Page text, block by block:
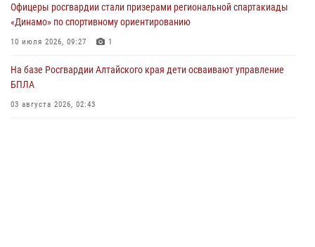
03 июля 2026, 04:03
Управление Росгвардии по Алтайскому краю провело для детей
02 июля 2026, 00:55
В краевом управлении вневедомственной охраны Росгвардии по
Офицеры росгвардии стали призерами региональной спартакиады
«Динамо» по спортивному ориентированию
10 июля 2026, 09:27 1
На базе Росгвардии Алтайского края дети осваивают управление
БПЛА
03 августа 2026, 02:43